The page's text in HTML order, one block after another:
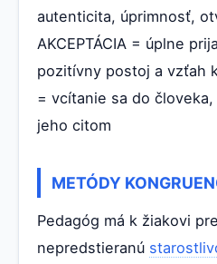
autenticita, úprimnosť,
AKCEPTÁCIA = úplne
pozitívny postoj a vzťah
= vcítanie sa do
jeho citom
METÓDY
Pedagóg má k žiakovi
nepredstieranú